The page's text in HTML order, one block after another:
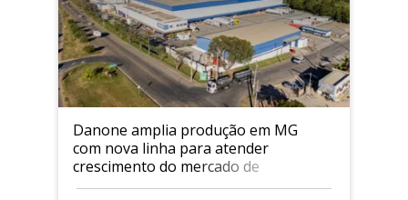
Danone amplia produção em MG
com nova linha para atender
crescimento do mercado de
alimentos proteicos